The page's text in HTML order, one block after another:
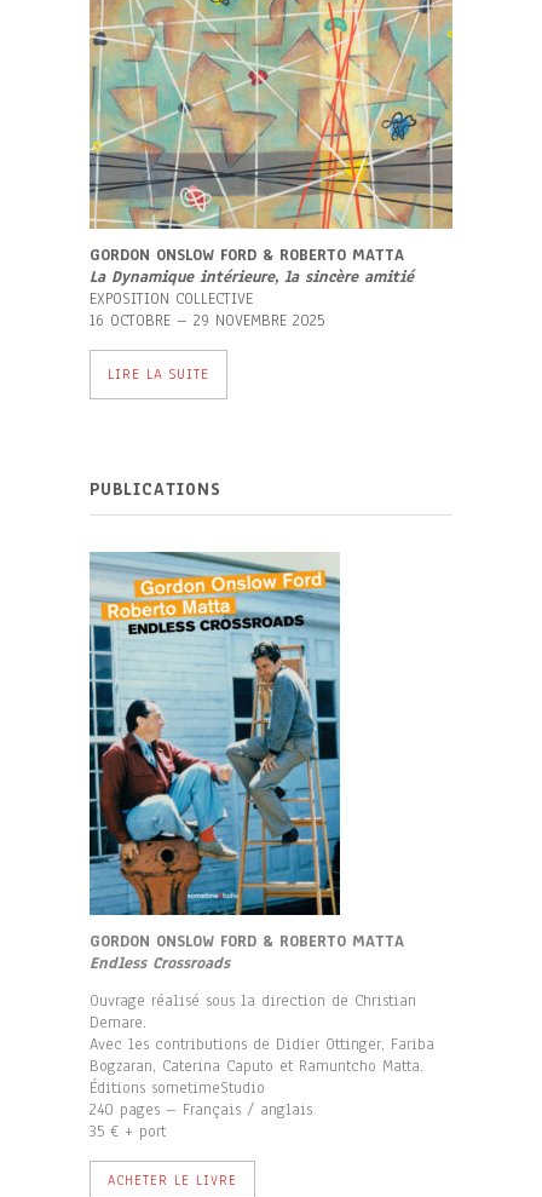
GORDON ONSLOW FORD & ROBERTO MATTA
La Dynamique intérieure, la sincère amitié
EXPOSITION COLLECTIVE
16 OCTOBRE – 29 NOVEMBRE 2025
LIRE LA SUITE
PUBLICATIONS
GORDON ONSLOW FORD & ROBERTO MATTA
Endless Crossroads
Ouvrage réalisé sous la direction de Christian
Demare.
Avec les contributions de Didier Ottinger, Fariba
Bogzaran, Caterina Caputo et Ramuntcho Matta.
Éditions sometimeStudio
240 pages – Français / anglais
35 € + port
ACHETER LE LIVRE